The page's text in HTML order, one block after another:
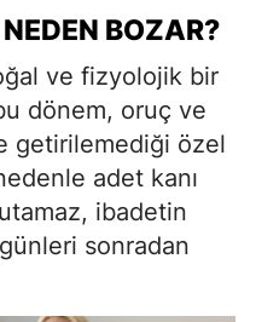
BOZAR?
ve fizyolojik bir
dönem, oruç ve
getirilemediği özel
adet kanı
ibadetin
sonradan